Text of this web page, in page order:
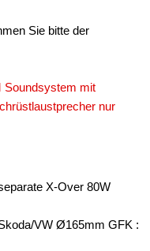
Sie bitte der
Soundsystem mit
nur
X-Over 80W
VW Ø165mm GFK :